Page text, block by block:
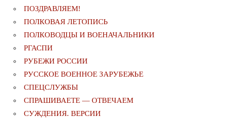
ПОЗДРАВЛЯЕМ!
ПОЛКОВАЯ ЛЕТОПИСЬ
ПОЛКОВОДЦЫ И ВОЕНАЧАЛЬНИКИ
РГАСПИ
РУБЕЖИ РОССИИ
РУССКОЕ ВОЕННОЕ ЗАРУБЕЖЬЕ
СПЕЦСЛУЖБЫ
СПРАШИВАЕТЕ — ОТВЕЧАЕМ
СУЖДЕНИЯ. ВЕРСИИ